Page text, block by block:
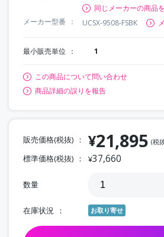
同じメーカーの商品
メーカー型番
UCSX-9508-FSBK
最小販売単位 1
この商品について問い合わせ
商品詳細の誤りを報告
販売価格(税抜) ¥21,895 (税
標準価格(税抜) ¥37,660
数量
在庫状況 お取り寄せ